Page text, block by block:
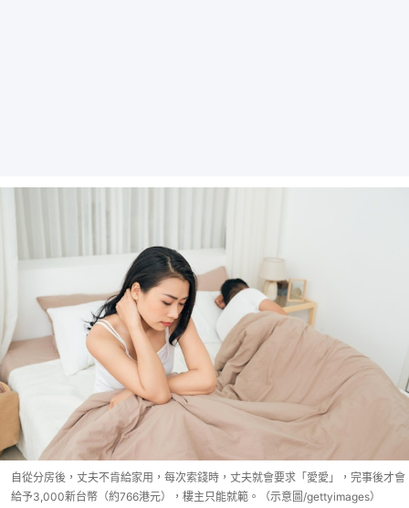
自從分房後，丈夫不肯給家用，每次索錢時，丈夫就會要求「愛愛」，完事後才會
給予3,000新台幣（約766港元），樓主只能就範。（示意圖/gettyimages）